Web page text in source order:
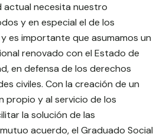
actual necesita nuestro
y en especial el de los
es importante que asumamos un
renovado con el Estado de
en defensa de los derechos
civiles. Con la creación de un
propio y al servicio de los
la solución de las
acuerdo, el Graduado Social